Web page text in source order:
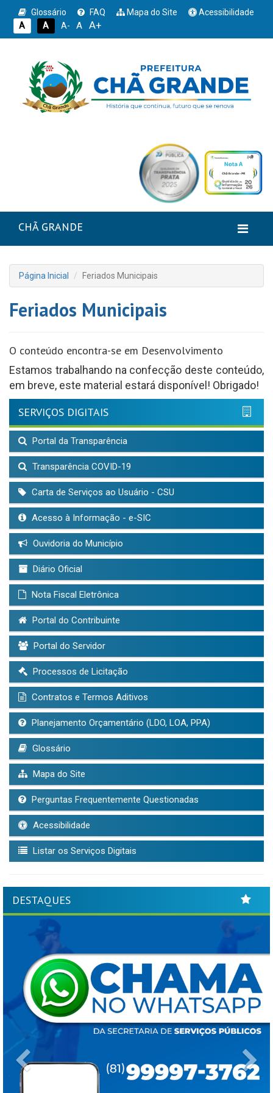
Glossário FAQ Mapa do Site
Acessibilidade
A
A A- A A+
CHÃ GRANDE
Página Inicial Feriados Municipais
Feriados Municipais
O conteúdo encontra-se em Desenvolvimento
Estamos trabalhando na confecção deste conteúdo,
em breve, este material estará disponível! Obrigado!
SERVIÇOS DIGITAIS
Portal da Transparência
Transparência COVID-19
Carta de Serviços ao Usuário - CSU
Acesso à Informação - e-SIC
Ouvidoria do Município
Diário Oficial
Nota Fiscal Eletrônica
Portal do Contribuinte
Portal do Servidor
Processos de Licitação
Contratos e Termos Aditivos
Planejamento Orçamentário (LDO, LOA, PPA)
Glossário
Mapa do Site
Perguntas Frequentemente Questionadas
Acessibilidade
Listar os Serviços Digitais
DESTAQUES